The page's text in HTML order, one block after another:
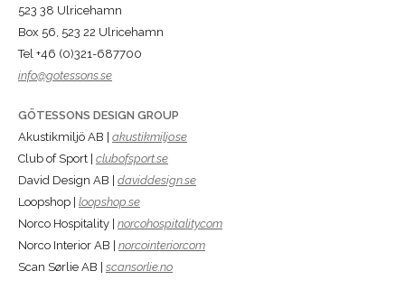
523 38 Ulricehamn
Box 56, 523 22 Ulricehamn
Tel +46 (0)321-687700
info@gotessons.se
GÖTESSONS DESIGN GROUP
Akustikmiljö AB | akustikmiljo.se
Club of Sport | clubofsport.se
David Design AB | daviddesign.se
Loopshop | loopshop.se
Norco Hospitality | norcohospitality.com
Norco Interior AB | norcointerior.com
Scan Sørlie AB | scansorlie.no